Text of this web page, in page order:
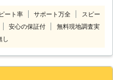
365日、無料でお電話でのご
受けしております。 【伐採
の強み】 ・庭木や植木1本
伐採、抜根をさせていただきま
ート率 サポート万全
スピー
安心の保証付
無料現地調査実
し